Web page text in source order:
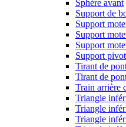
Sphère avant
Support de
Support
Support
Support
Support
Tirant de
Tirant de
Train arrière
Triangle
Triangle
Triangle